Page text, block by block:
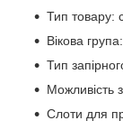
Тип товару:
Вікова
Тип
Можливість
Слоти для